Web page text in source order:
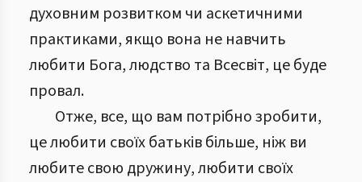
духовним розвитком чи аскетичними
практиками, якщо вона не навчить
любити Бога, людство та Всесвіт, це буде
провал.
Отже, все, що вам потрібно зробити,
це любити своїх батьків більше, ніж ви
любите свою дружину, любити своїх